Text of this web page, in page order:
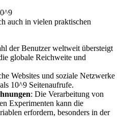
auch in vielen praktischen
der Benutzer weltweit übersteigt
globale Reichweite und
Websites und soziale Netzwerke
10^9 Seitenaufrufe.
: Die Verarbeitung von
Experimenten kann die
erfordern, besonders in der